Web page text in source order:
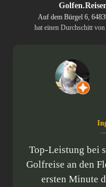
Auf dem Bürgel 6,
hat einen Durchschitt von
Top-Leistung bei
Golfreise an den
ersten Minute
Ayla